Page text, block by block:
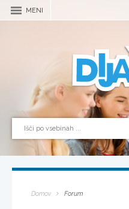
MENI
Domov Forum